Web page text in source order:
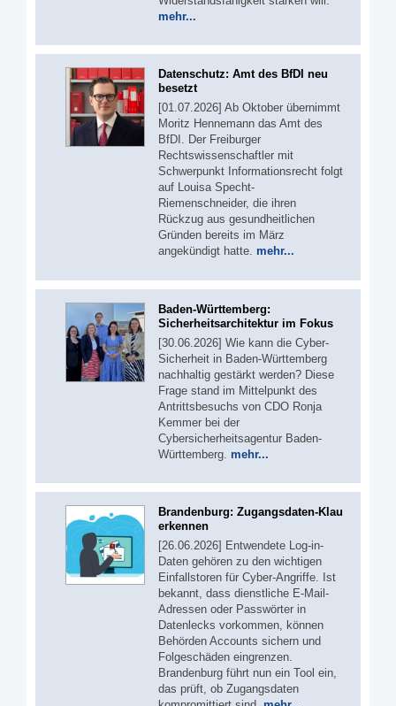
mehr...
Datenschutz: Amt des BfDI neu
besetzt
[01.07.2026] Ab Oktober übernimmt
Moritz Hennemann das Amt des
BfDI. Der Freiburger
Rechtswissenschaftler mit
Schwerpunkt Informationsrecht folgt
auf Louisa Specht-
Riemenschneider, die ihren
Rückzug aus gesundheitlichen
Gründen bereits im März
angekündigt hatte. mehr...
Baden-Württemberg:
Sicherheitsarchitektur im Fokus
[30.06.2026] Wie kann die Cyber-
Sicherheit in Baden-Württemberg
nachhaltig gestärkt werden? Diese
Frage stand im Mittelpunkt des
Antrittsbesuchs von CDO Ronja
Kemmer bei der
Cybersicherheitsagentur Baden-
Württemberg. mehr...
Brandenburg: Zugangsdaten-Klau
erkennen
[26.06.2026] Entwendete Log-in-
Daten gehören zu den wichtigen
Einfallstoren für Cyber-Angriffe. Ist
bekannt, dass dienstliche E-Mail-
Adressen oder Passwörter in
Datenlecks vorkommen, können
Behörden Accounts sichern und
Folgeschäden eingrenzen.
Brandenburg führt nun ein Tool ein,
das prüft, ob Zugangsdaten